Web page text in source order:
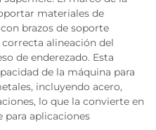
materiales de
brazos de soporte
alineación del
de enderezado. Esta
de la máquina para
incluyendo acero,
lo que la convierte en
para aplicaciones